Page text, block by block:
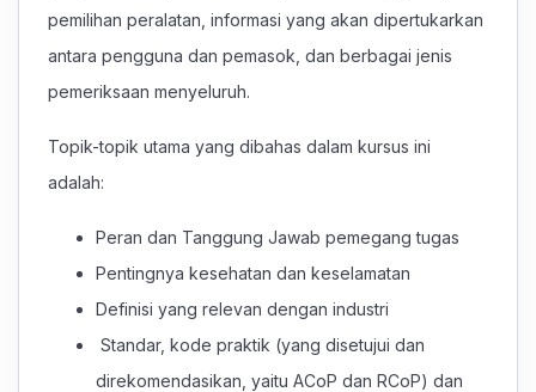
pemilihan peralatan, informasi yang akan dipertukarkan
antara pengguna dan pemasok, dan berbagai jenis
pemeriksaan menyeluruh.
Topik-topik utama yang dibahas dalam kursus ini
adalah:
Peran dan Tanggung Jawab pemegang tugas
Pentingnya kesehatan dan keselamatan
Definisi yang relevan dengan industri
Standar, kode praktik (yang disetujui dan
direkomendasikan, yaitu ACoP dan RCoP) dan